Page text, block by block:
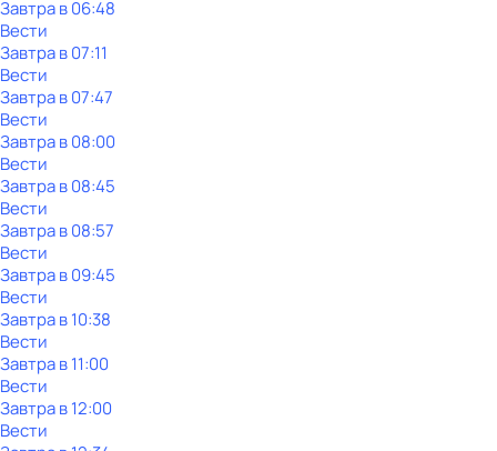
Завтра в 06:48
Вести
Завтра в 07:11
Вести
Завтра в 07:47
Вести
Завтра в 08:00
Вести
Завтра в 08:45
Вести
Завтра в 08:57
Вести
Завтра в 09:45
Вести
Завтра в 10:38
Вести
Завтра в 11:00
Вести
Завтра в 12:00
Вести